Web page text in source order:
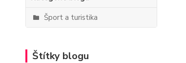
Šport a turistika
Štítky blogu